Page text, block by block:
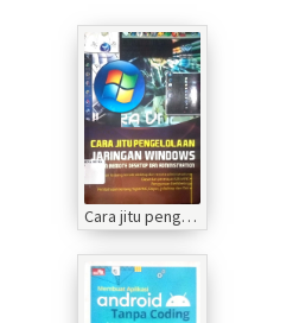
Cara jitu pengelolaan jaringan windows